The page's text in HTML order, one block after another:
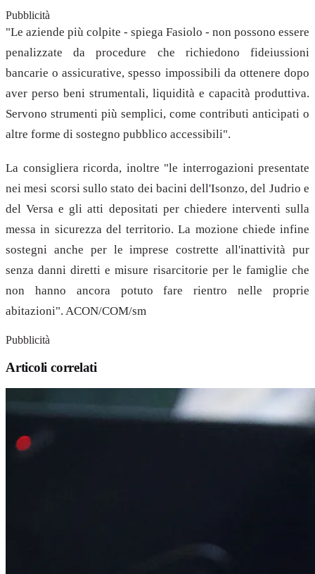
Pubblicità
"Le aziende più colpite - spiega Fasiolo - non possono essere
penalizzate da procedure che richiedono fideiussioni
bancarie o assicurative, spesso impossibili da ottenere dopo
aver perso beni strumentali, liquidità e capacità produttiva.
Servono strumenti più semplici, come contributi anticipati o
altre forme di sostegno pubblico accessibili".
La consigliera ricorda, inoltre "le interrogazioni presentate
nei mesi scorsi sullo stato dei bacini dell'Isonzo, del Judrio e
del Versa e gli atti depositati per chiedere interventi sulla
messa in sicurezza del territorio. La mozione chiede infine
sostegni anche per le imprese costrette all'inattività pur
senza danni diretti e misure risarcitorie per le famiglie che
non hanno ancora potuto fare rientro nelle proprie
abitazioni". ACON/COM/sm
Pubblicità
Articoli correlati